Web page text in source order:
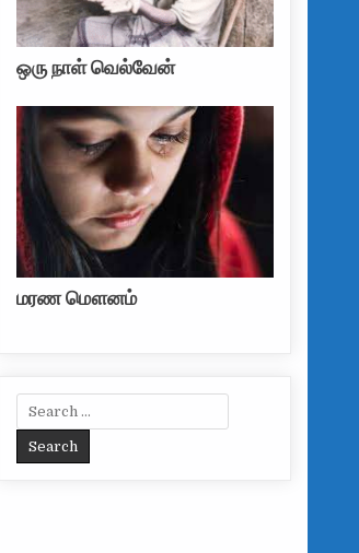
ஒரு நாள் வெல்வேன்
மரண மௌனம்
Search for: